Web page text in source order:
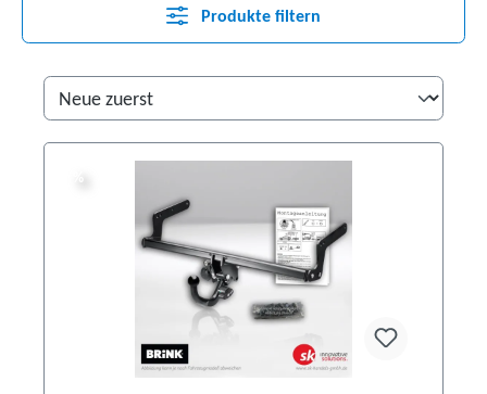
Produkte filtern